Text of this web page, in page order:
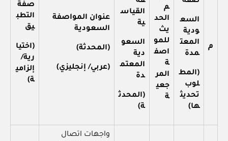
م
السع
ودية
المعت
مدة
(المط
لوب
تحديث
ها)
م
الحد
يث
للمو
اصف
ة
المر
جعي
ة
القياس
ية
السعو
دية
المعتم
دة
(المحدث
ة)
عنوان المواصفة
السعودية
(المحدثة)
(عربي/ إنجليزي)
صفة
التطب
يق
(اختيا
رية/
إلزامي
ة)
واجهات اتصال